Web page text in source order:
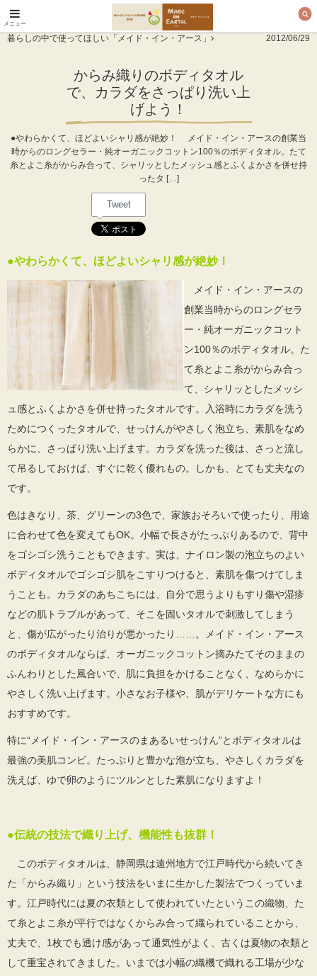
オーガニックコットン
メニュー
暮らしの中で使ってほしい「メイド・イン・アース」 2012/06/29
からみ織りのボディタオル
で、カラダをさっぱり洗い上
げよう！
●やわらかくて、ほどよいシャリ感が絶妙！ メイド・イン・アースの創業当
時からのロングセラー・純オーガニックコットン100％のボディタオル。たて
糸とよこ糸がからみ合って、シャリッとしたメッシュ感とふくよかさを併せ持
ったタ […]
Tweet
●やわらかくて、ほどよいシャリ感が絶妙！
メイド・イン・アースの
創業当時からのロングセラ
ー・純オーガニックコット
ン100％のボディタオル。た
て糸とよこ糸がからみ合っ
て、シャリッとしたメッシ
ュ感とふくよかさを併せ持ったタオルです。入浴時にカラダを洗う
ためにつくったタオルで、せっけんがやさしく泡立ち、素肌をなめ
らかに、さっぱり洗い上げます。カラダを洗った後は、さっと流し
て吊るしておけば、すぐに乾く優れもの。しかも、とても丈夫なの
です。
色はきなり、茶、グリーンの3色で、家族おそろいで使ったり、用途
に合わせて色を変えてもOK。小幅で長さがたっぷりあるので、背中
をゴシゴシ洗うこともできます。実は、ナイロン製の泡立ちのよい
ボディタオルでゴシゴシ肌をこすりつけると、素肌を傷つけてしま
うことも。カラダのあちこちには、自分で思うよりもすり傷や湿疹
などの肌トラブルがあって、そこを固いタオルで刺激してしまう
と、傷が広がったり治りが悪かったり……。メイド・イン・アース
のボディタオルならば、オーガニックコットン摘みたてそのままの
ふんわりとした風合いで、肌に負担をかけることなく、なめらかに
やさしく洗い上げます。小さなお子様や、肌がデリケートな方にも
おすすめです。
特に“メイド・イン・アースのまあるいせっけん”とボディタオルは
最強の美肌コンビ。たっぷりと豊かな泡が立ち、やさしくカラダを
洗えば、ゆで卵のようにツルンとした素肌になりますよ！
●伝統の技法で織り上げ、機能性も抜群！
このボディタオルは、静岡県は遠州地方で江戸時代から続いてき
た「からみ織り」という技法をいまに生かした製法でつくっていま
す。江戸時代には夏の衣類として使われていたというこの織物、た
て糸とよこ糸が平行ではなくからみ合って織られていることから、
丈夫で、1枚でも透け感があって通気性がよく、古くは夏物の衣類と
して重宝されてきました。いまでは小幅の織機で織れる工場が少な